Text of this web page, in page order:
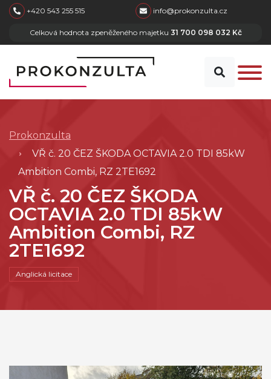
skip to main content
+420 543 255 515 info@prokonzulta.cz
Celková hodnota zpeněženého majetku 31 700 098 032 Kč
Prokonzulta
VŘ č. 20 ČEZ ŠKODA OCTAVIA 2.0 TDI 85kW
Ambition Combi, RZ 2TE1692
VŘ č. 20 ČEZ ŠKODA
OCTAVIA 2.0 TDI 85kW
Ambition Combi, RZ
2TE1692
Anglická licitace